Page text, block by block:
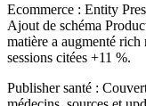
Ecommerce : Entity
Ajout de schéma
matière a augmenté
sessions citées +11 %.
Publisher santé :